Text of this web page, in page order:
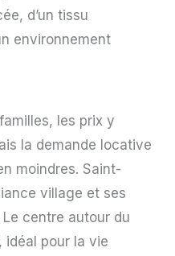
d’un tissu
environnement
les prix y
la demande locative
moindres. Saint-
village et ses
centre autour du
idéal pour la vie